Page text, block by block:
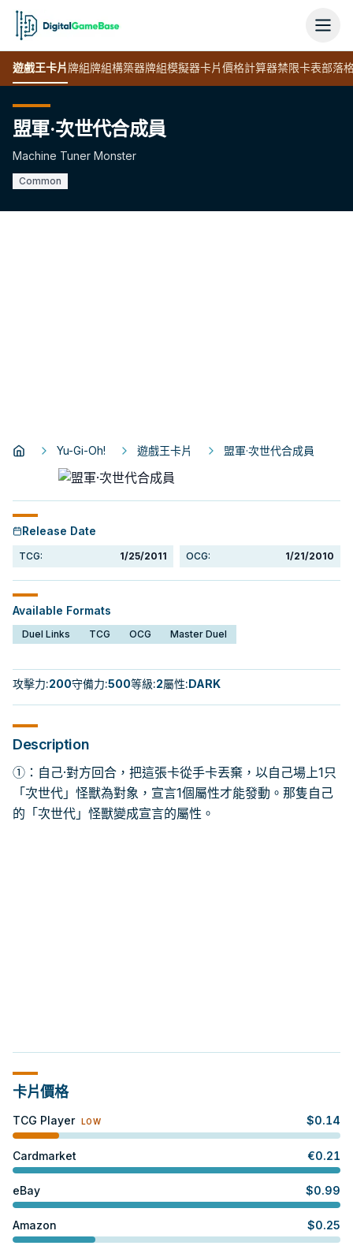
遊戲王卡片牌組牌組構築器牌組模擬器卡片價格計算器禁限卡表部落
盟軍·次世代合成員
Machine Tuner Monster
Common
Yu-Gi-Oh! 遊戲王卡片 盟軍·次世代合成員
Release Date
TCG: 1/25/2011 OCG: 1/21/2010
Available Formats
Duel Links TCG OCG Master Duel
攻擊力:200守備力:500等級:2屬性:DARK
Description
①：自己·對方回合，把這張卡從手卡丟棄，以自己場上1只
「次世代」怪獸為對象，宣言1個屬性才能發動。那隻自己
的「次世代」怪獸變成宣言的屬性。
卡片價格
TCG Player LOW $0.14
Cardmarket €0.21
eBay $0.99
Amazon $0.25